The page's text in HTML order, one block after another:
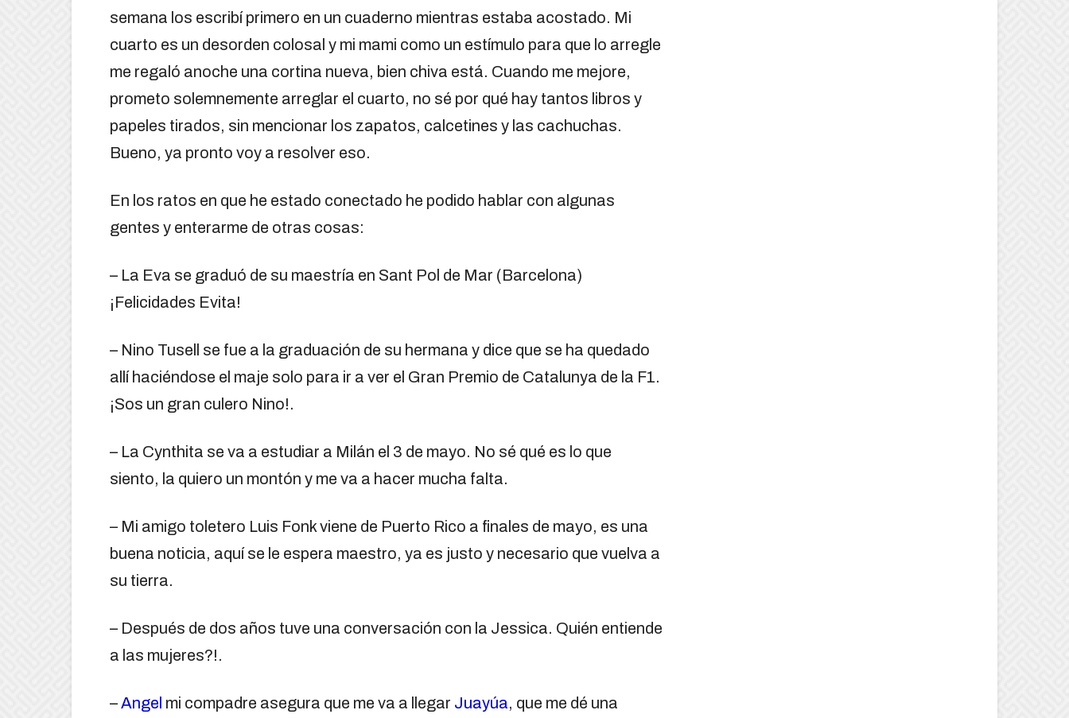
semana los escribí primero en un cuaderno mientras estaba acostado. Mi
cuarto es un desorden colosal y mi mami como un estímulo para que lo arregle
me regaló anoche una cortina nueva, bien chiva está. Cuando me mejore,
prometo solemnemente arreglar el cuarto, no sé por qué hay tantos libros y
papeles tirados, sin mencionar los zapatos, calcetines y las cachuchas.
Bueno, ya pronto voy a resolver eso.
En los ratos en que he estado conectado he podido hablar con algunas
gentes y enterarme de otras cosas:
– La Eva se graduó de su maestría en Sant Pol de Mar (Barcelona)
¡Felicidades Evita!
– Nino Tusell se fue a la graduación de su hermana y dice que se ha quedado
allí haciéndose el maje solo para ir a ver el Gran Premio de Catalunya de la F1.
¡Sos un gran culero Nino!.
– La Cynthita se va a estudiar a Milán el 3 de mayo. No sé qué es lo que
siento, la quiero un montón y me va a hacer mucha falta.
– Mi amigo toletero Luis Fonk viene de Puerto Rico a finales de mayo, es una
buena noticia, aquí se le espera maestro, ya es justo y necesario que vuelva a
su tierra.
– Después de dos años tuve una conversación con la Jessica. Quién entiende
a las mujeres?!.
–Angel mi compadre asegura que me va a llegar Juayúa, que me dé una